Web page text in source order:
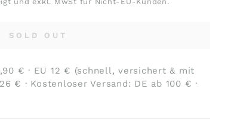
SOLD OUT
€ · EU 12 € (schnell, versichert & mit
€ · Kostenloser Versand: DE ab 100 € ·